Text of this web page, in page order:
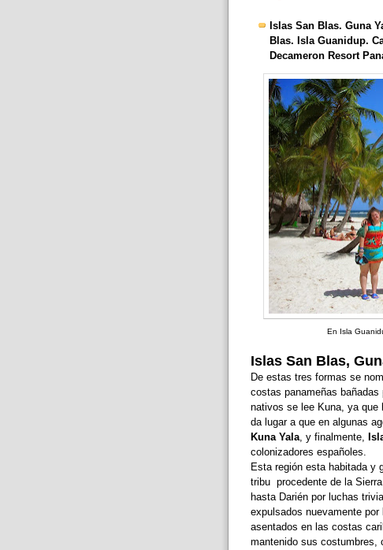
Islas San Blas. Guna
Blas. Isla Guanidup.
Decameron Resort
En Isla
Islas San Blas,
De estas tres formas se
costas panameñas bañadas
nativos se lee Kuna, ya que
da lugar a que en algunas
Kuna Yala, y finalmente,
colonizadores españoles.
Esta región esta habitada y
tribu procedente de la
hasta Darién por luchas
expulsados nuevamente
asentados en las costas
mantenido sus costumbres,